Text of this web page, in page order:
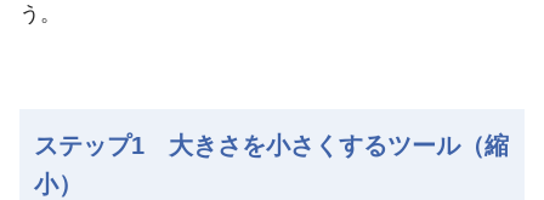
う。
ステップ1 大きさを小さくするツール（縮
小）